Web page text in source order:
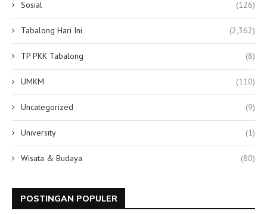
Sosial (126)
Tabalong Hari Ini (2,362)
TP PKK Tabalong (8)
UMKM (110)
Uncategorized (9)
University (1)
Wisata & Budaya (80)
POSTINGAN POPULER